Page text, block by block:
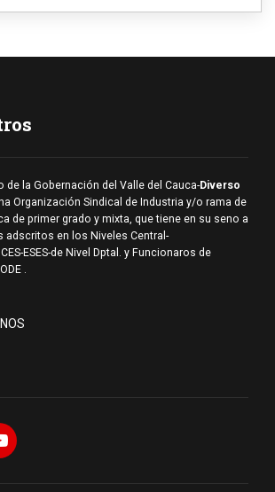
de la Gobernación del Valle del Cauca-Diverso
Organización Sindical de Industria y/o rama de
de primer grado y mixta, que tiene en su seno a
adscritos en los Niveles Central-
ESES-de Nivel Dptal. y Funcionaros de
.